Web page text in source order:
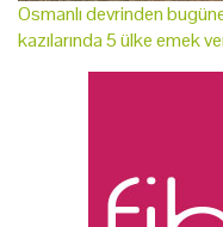
Osmanlı devrinden
kazılarında 5 ülke emek